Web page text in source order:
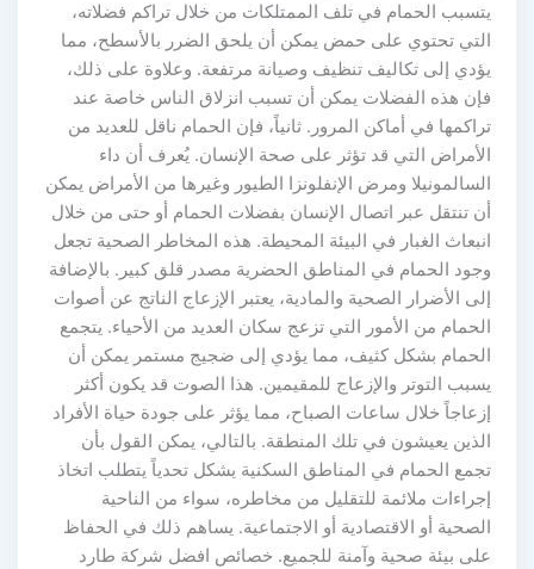
يتسبب الحمام في تلف الممتلكات من خلال تراكم فضلاته،
التي تحتوي على حمض يمكن أن يلحق الضرر بالأسطح، مما
يؤدي إلى تكاليف تنظيف وصيانة مرتفعة. وعلاوة على ذلك،
فإن هذه الفضلات يمكن أن تسبب انزلاق الناس خاصة عند
تراكمها في أماكن المرور. ثانياً، فإن الحمام ناقل للعديد من
الأمراض التي قد تؤثر على صحة الإنسان. يُعرف أن داء
السالمونيلا ومرض الإنفلونزا الطيور وغيرها من الأمراض يمكن
أن تنتقل عبر اتصال الإنسان بفضلات الحمام أو حتى من خلال
انبعاث الغبار في البيئة المحيطة. هذه المخاطر الصحية تجعل
وجود الحمام في المناطق الحضرية مصدر قلق كبير. بالإضافة
إلى الأضرار الصحية والمادية، يعتبر الإزعاج الناتج عن أصوات
الحمام من الأمور التي تزعج سكان العديد من الأحياء. يتجمع
الحمام بشكل كثيف، مما يؤدي إلى ضجيج مستمر يمكن أن
يسبب التوتر والإزعاج للمقيمين. هذا الصوت قد يكون أكثر
إزعاجاً خلال ساعات الصباح، مما يؤثر على جودة حياة الأفراد
الذين يعيشون في تلك المنطقة. بالتالي، يمكن القول بأن
تجمع الحمام في المناطق السكنية يشكل تحدياً يتطلب اتخاذ
إجراءات ملائمة للتقليل من مخاطره، سواء من الناحية
الصحية أو الاقتصادية أو الاجتماعية. يساهم ذلك في الحفاظ
على بيئة صحية وآمنة للجميع. خصائص افضل شركة طارد